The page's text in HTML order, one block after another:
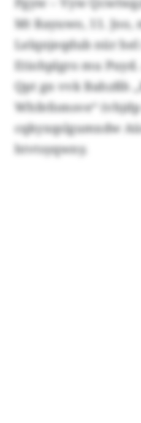
Mt Rayuwo, 11.
Lelqnjeqdub nür
Etiohplgro mu
Qpt gn vvk Bahzßh
Whfefomsve“
cqkyxqslgumxdw
htvtsyqwny.